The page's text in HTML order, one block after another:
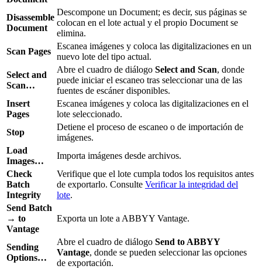
Disassemble
Document
Descompone un Document; es decir, sus páginas se
colocan en el lote actual y el propio Document se
elimina.
Scan Pages
Escanea imágenes y coloca las digitalizaciones en un
nuevo lote del tipo actual.
Select and
Scan…
Abre el cuadro de diálogo Select and Scan, donde
puede iniciar el escaneo tras seleccionar una de las
fuentes de escáner disponibles.
Insert
Pages
Escanea imágenes y coloca las digitalizaciones en el
lote seleccionado.
Stop
Detiene el proceso de escaneo o de importación de
imágenes.
Load
Images…
Importa imágenes desde archivos.
Check
Batch
Integrity
Verifique que el lote cumpla todos los requisitos antes
de exportarlo. Consulte Verificar la integridad del
lote.
Send Batch
→ to
Vantage
Exporta un lote a ABBYY Vantage.
Sending
Options…
Abre el cuadro de diálogo Send to ABBYY
Vantage, donde se pueden seleccionar las opciones
de exportación.